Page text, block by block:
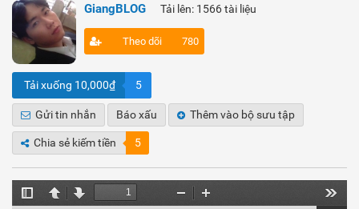
GiangBLOG Tải lên: 1566 tài liệu
Theo dõi 780
Tải xuống 10,000₫ 5
Gửi tin nhắn Báo xấu Thêm vào bộ sưu tập
Chia sẻ kiếm tiền 5